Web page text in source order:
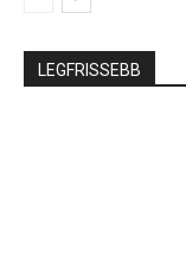
LEGFRISSEBB